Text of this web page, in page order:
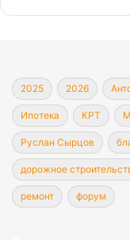
2025 2026
Ипотека КРТ
Руслан Сырцов
дорожное
ремонт форум